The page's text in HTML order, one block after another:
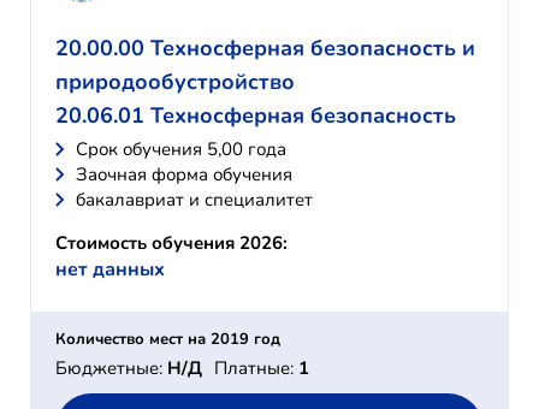
20.00.00 Техносферная безопасность и
природообустройство
20.06.01 Техносферная безопасность
Cрок обучения 5,00 года
Заочная форма обучения
бакалавриат и специалитет
Стоимость обучения 2026:
нет данных
Количество мест на 2019 год
Бюджетные: Н/Д Платные: 1